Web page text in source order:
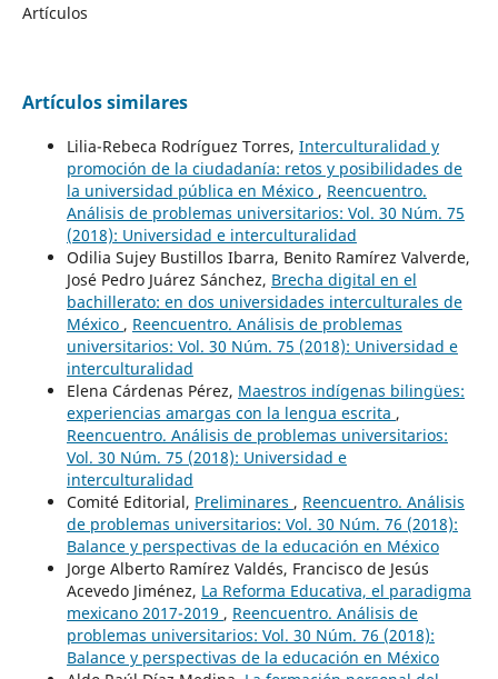
Artículos
Artículos similares
Lilia-Rebeca Rodríguez Torres, Interculturalidad y
promoción de la ciudadanía: retos y posibilidades de
la universidad pública en México , Reencuentro.
Análisis de problemas universitarios: Vol. 30 Núm. 75
(2018): Universidad e interculturalidad
Odilia Sujey Bustillos Ibarra, Benito Ramírez Valverde,
José Pedro Juárez Sánchez, Brecha digital en el
bachillerato: en dos universidades interculturales de
México , Reencuentro. Análisis de problemas
universitarios: Vol. 30 Núm. 75 (2018): Universidad e
interculturalidad
Elena Cárdenas Pérez, Maestros indígenas bilingües:
experiencias amargas con la lengua escrita ,
Reencuentro. Análisis de problemas universitarios:
Vol. 30 Núm. 75 (2018): Universidad e
interculturalidad
Comité Editorial, Preliminares , Reencuentro. Análisis
de problemas universitarios: Vol. 30 Núm. 76 (2018):
Balance y perspectivas de la educación en México
Jorge Alberto Ramírez Valdés, Francisco de Jesús
Acevedo Jiménez, La Reforma Educativa, el paradigma
mexicano 2017-2019 , Reencuentro. Análisis de
problemas universitarios: Vol. 30 Núm. 76 (2018):
Balance y perspectivas de la educación en México